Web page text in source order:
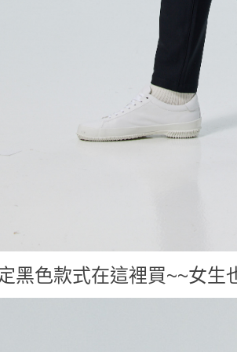
黑色款式在這裡買~~女生